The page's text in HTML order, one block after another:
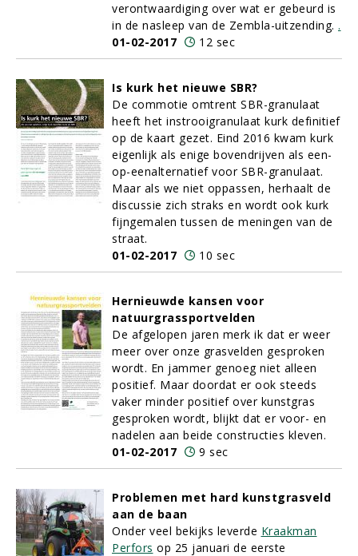
verontwaardiging over wat er gebeurd is
in de nasleep van de Zembla-uitzending. .
01-02-2017
12 sec
Is kurk het nieuwe SBR?
De commotie omtrent SBR-granulaat
heeft het instrooigranulaat kurk definitief
op de kaart gezet. Eind 2016 kwam kurk
eigenlijk als enige bovendrijven als een-
op-eenalternatief voor SBR-granulaat.
Maar als we niet oppassen, herhaalt de
discussie zich straks en wordt ook kurk
fijngemalen tussen de meningen van de
straat.
01-02-2017
10 sec
Hernieuwde kansen voor
natuurgrassportvelden
De afgelopen jaren merk ik dat er weer
meer over onze grasvelden gesproken
wordt. En jammer genoeg niet alleen
positief. Maar doordat er ook steeds
vaker minder positief over kunstgras
gesproken wordt, blijkt dat er voor- en
nadelen aan beide constructies kleven.
01-02-2017
9 sec
Problemen met hard kunstgrasveld
aan de baan
Onder veel bekijks leverde Kraakman
Perfors op 25 januari de eerste